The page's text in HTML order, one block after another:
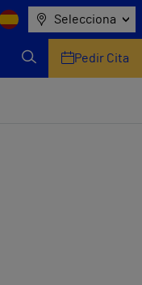
Selecciona
Pedir Cita